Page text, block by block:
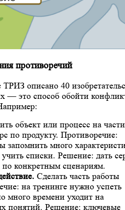
противоречий
ТРИЗ описано 40
— это способ обойти
объект или процесс на
по продукту. Противоречие:
запомнить много
списки. Решение: дать
по конкретным сценариям.
Сделать часть работы
на тренинге нужно успеть
много времени уходит на
понятий. Решение: ключевые